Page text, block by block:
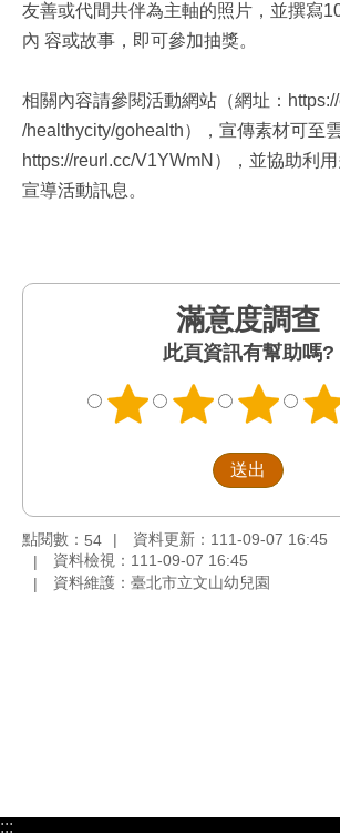
友善或代間共伴為主軸的照片，並撰寫
內 容或故事，即可參加抽獎。
相關內容請參閱活動網站（網址：
/healthycity/gohealth），宣傳素材可至
https://reurl.cc/V1YWmN），並協助利
宣導活動訊息。
滿意度調查
此頁資訊有幫助嗎?
點閱數： 54
資料更新：111-09-07 16:45
資料檢視：111-09-07 16:45
資料維護：臺北市立文山幼兒園
:::